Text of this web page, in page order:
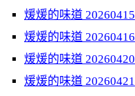
煖煖的味道 20260415
煖煖的味道 20260416
煖煖的味道 20260420
煖煖的味道 20260421